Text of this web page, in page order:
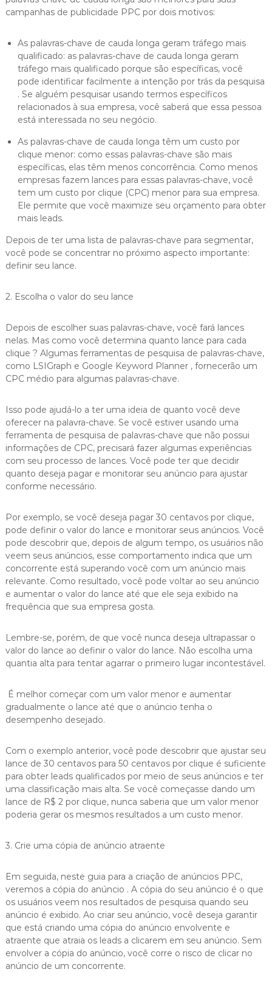
campanhas de publicidade PPC por dois motivos:
As palavras-chave de cauda longa geram tráfego mais
qualificado: as palavras-chave de cauda longa geram
tráfego mais qualificado porque são específicas, você
pode identificar facilmente a intenção por trás da pesquisa
. Se alguém pesquisar usando termos específicos
relacionados à sua empresa, você saberá que essa pessoa
está interessada no seu negócio.
As palavras-chave de cauda longa têm um custo por
clique menor: como essas palavras-chave são mais
específicas, elas têm menos concorrência. Como menos
empresas fazem lances para essas palavras-chave, você
tem um custo por clique (CPC) menor para sua empresa.
Ele permite que você maximize seu orçamento para obter
mais leads.
Depois de ter uma lista de palavras-chave para segmentar,
você pode se concentrar no próximo aspecto importante:
definir seu lance.
2. Escolha o valor do seu lance
Depois de escolher suas palavras-chave, você fará lances
nelas. Mas como você determina quanto lance para cada
clique ? Algumas ferramentas de pesquisa de palavras-chave,
como LSIGraph e Google Keyword Planner , fornecerão um
CPC médio para algumas palavras-chave.
Isso pode ajudá-lo a ter uma ideia de quanto você deve
oferecer na palavra-chave. Se você estiver usando uma
ferramenta de pesquisa de palavras-chave que não possui
informações de CPC, precisará fazer algumas experiências
com seu processo de lances. Você pode ter que decidir
quanto deseja pagar e monitorar seu anúncio para ajustar
conforme necessário.
Por exemplo, se você deseja pagar 30 centavos por clique,
pode definir o valor do lance e monitorar seus anúncios. Você
pode descobrir que, depois de algum tempo, os usuários não
veem seus anúncios, esse comportamento indica que um
concorrente está superando você com um anúncio mais
relevante. Como resultado, você pode voltar ao seu anúncio
e aumentar o valor do lance até que ele seja exibido na
frequência que sua empresa gosta.
Lembre-se, porém, de que você nunca deseja ultrapassar o
valor do lance ao definir o valor do lance. Não escolha uma
quantia alta para tentar agarrar o primeiro lugar incontestável.
É melhor começar com um valor menor e aumentar
gradualmente o lance até que o anúncio tenha o
desempenho desejado.
Com o exemplo anterior, você pode descobrir que ajustar seu
lance de 30 centavos para 50 centavos por clique é suficiente
para obter leads qualificados por meio de seus anúncios e ter
uma classificação mais alta. Se você começasse dando um
lance de R$ 2 por clique, nunca saberia que um valor menor
poderia gerar os mesmos resultados a um custo menor.
3. Crie uma cópia de anúncio atraente
Em seguida, neste guia para a criação de anúncios PPC,
veremos a cópia do anúncio . A cópia do seu anúncio é o que
os usuários veem nos resultados de pesquisa quando seu
anúncio é exibido. Ao criar seu anúncio, você deseja garantir
que está criando uma cópia do anúncio envolvente e
atraente que atraia os leads a clicarem em seu anúncio. Sem
envolver a cópia do anúncio, você corre o risco de clicar no
anúncio de um concorrente.